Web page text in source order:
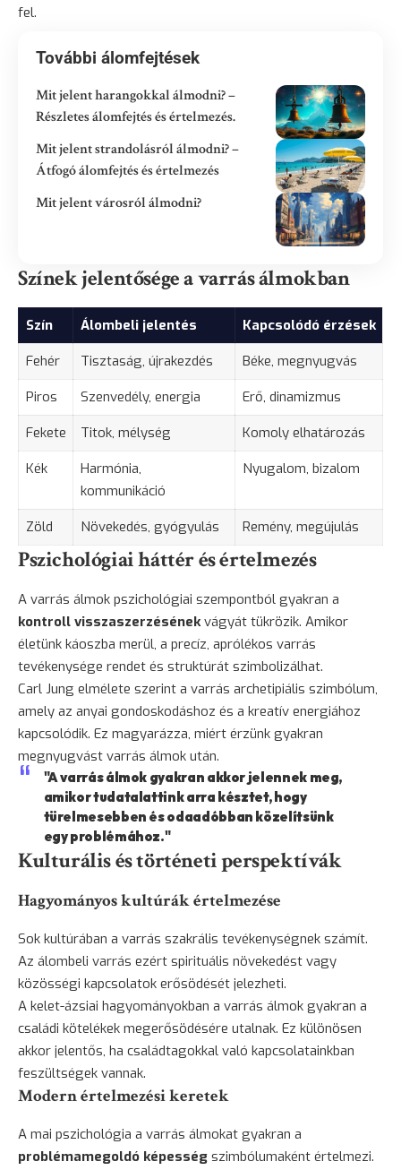
fel.
További álomfejtések
Mit jelent harangokkal álmodni? –
Részletes álomfejtés és értelmezés.
Mit jelent strandolásról álmodni? –
Átfogó álomfejtés és értelmezés
Mit jelent városról álmodni?
Színek jelentősége a varrás álmokban
Szín Álombeli jelentés
Kapcsolódó érzések
Fehér
Tisztaság, újrakezdés
Béke, megnyugvás
Piros
Szenvedély, energia
Erő, dinamizmus
Fekete
Titok, mélység
Komoly elhatározás
Kék
Harmónia,
kommunikáció
Nyugalom, bizalom
Zöld Növekedés, gyógyulás Remény, megújulás
Pszichológiai háttér és értelmezés
A varrás álmok pszichológiai szempontból gyakran a
kontroll visszaszerzésénekvágyát tükrözik. Amikor
életünk káoszba merül, a precíz, aprólékos varrás
tevékenysége rendet és struktúrát szimbolizálhat.
Carl Jung elmélete szerint a varrás archetipiális szimbólum,
amely az anyai gondoskodáshoz és a kreatív energiához
kapcsolódik. Ez magyarázza, miért érzünk gyakran
megnyugvást varrás álmok után.
"A varrás álmok gyakran akkor jelennek meg,
amikor tudatalattink arra késztet, hogy
türelmesebben és odaadóbban közelítsünk
egy problémához."
Kulturális és történeti perspektívák
Hagyományos kultúrák értelmezése
Sok kultúrában a varrás szakrális tevékenységnek számít.
Az álombeli varrás ezért spirituális növekedést vagy
közösségi kapcsolatok erősödését jelezheti.
A kelet-ázsiai hagyományokban a varrás álmok gyakran a
családi kötelékek megerősödésére utalnak. Ez különösen
akkor jelentős, ha családtagokkal való kapcsolatainkban
feszültségek vannak.
Modern értelmezési keretek
A mai pszichológia a varrás álmokat gyakran a
problémamegoldó képesség szimbólumaként értelmezi.